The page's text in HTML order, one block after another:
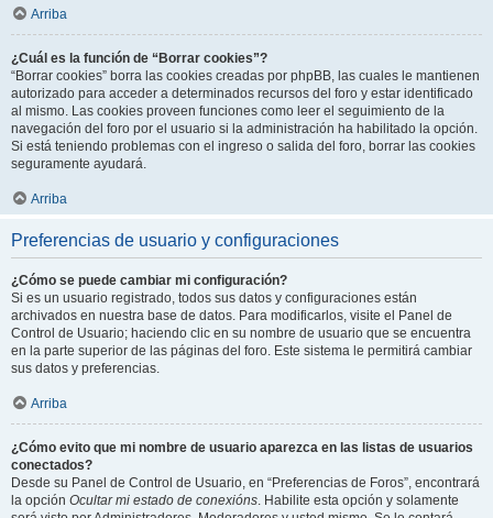
Arriba
¿Cuál es la función de “Borrar cookies”?
“Borrar cookies” borra las cookies creadas por phpBB, las cuales le mantienen
autorizado para acceder a determinados recursos del foro y estar identificado
al mismo. Las cookies proveen funciones como leer el seguimiento de la
navegación del foro por el usuario si la administración ha habilitado la opción.
Si está teniendo problemas con el ingreso o salida del foro, borrar las cookies
seguramente ayudará.
Arriba
Preferencias de usuario y configuraciones
¿Cómo se puede cambiar mi configuración?
Si es un usuario registrado, todos sus datos y configuraciones están
archivados en nuestra base de datos. Para modificarlos, visite el Panel de
Control de Usuario; haciendo clic en su nombre de usuario que se encuentra
en la parte superior de las páginas del foro. Este sistema le permitirá cambiar
sus datos y preferencias.
Arriba
¿Cómo evito que mi nombre de usuario aparezca en las listas de usuarios
conectados?
Desde su Panel de Control de Usuario, en “Preferencias de Foros”, encontrará
la opción Ocultar mi estado de conexións. Habilite esta opción y solamente